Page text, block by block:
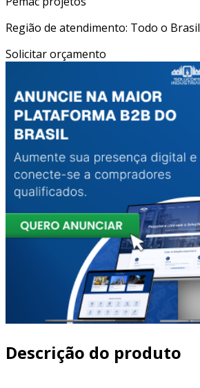
Região de atendimento: Todo o Brasil
Solicitar orçamento
Descrição do produto